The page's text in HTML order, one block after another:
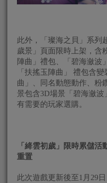
此外，「璨海之貝」系列
歲景」頁面限時上架，含
陣曲」禮包、「碧海瀲波
「扶搖玉陣曲」 禮包含
曲」、同名動態動作、粉
景包含3D場景「碧海瀲
有需要的玩家選購。
「絳雲初歲」限時累儲活
重置
此次遊戲更新後至1月29